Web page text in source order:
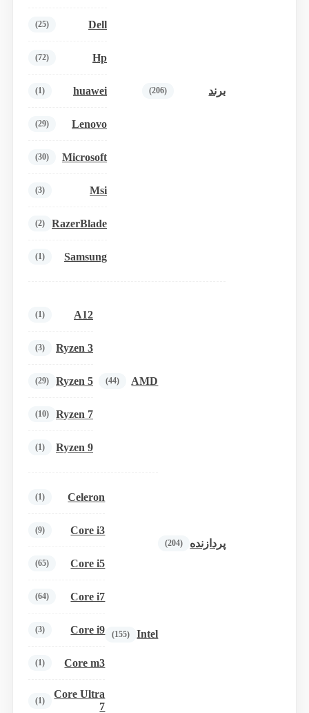
برند (206)
Dell
(25)
Hp
(72)
huawei
(1)
Lenovo
(29)
Microsoft
(30)
Msi
(3)
RazerBlade
(2)
Samsung
(1)
پردازنده (204)
AMD
(44)
A12
(1)
Ryzen 3
(3)
Ryzen 5
(29)
Ryzen 7
(10)
Ryzen 9
(1)
Intel
(155)
Celeron
(1)
Core i3
(9)
Core i5
(65)
Core i7
(64)
Core i9
(3)
Core m3
(1)
Core Ultra
7
(1)